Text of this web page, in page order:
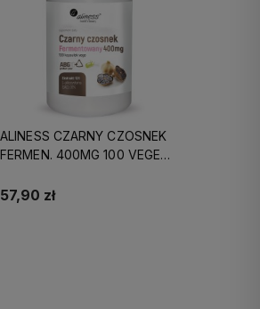
ALINESS CZARNY CZOSNEK
FERMEN. 400MG 100 VEGE
57,90 zł